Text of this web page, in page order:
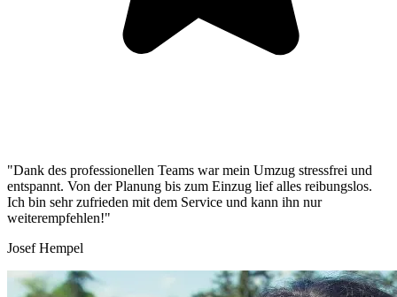
"Dank des professionellen Teams war mein Umzug stressfrei und
entspannt. Von der Planung bis zum Einzug lief alles reibungslos.
Ich bin sehr zufrieden mit dem Service und kann ihn nur
weiterempfehlen!"
Josef Hempel